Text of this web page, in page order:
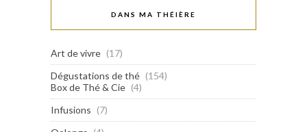
DANS MA THÉIÈRE
Art de vivre (17)
Dégustations de thé (154)
Box de Thé & Cie (4)
Infusions (7)